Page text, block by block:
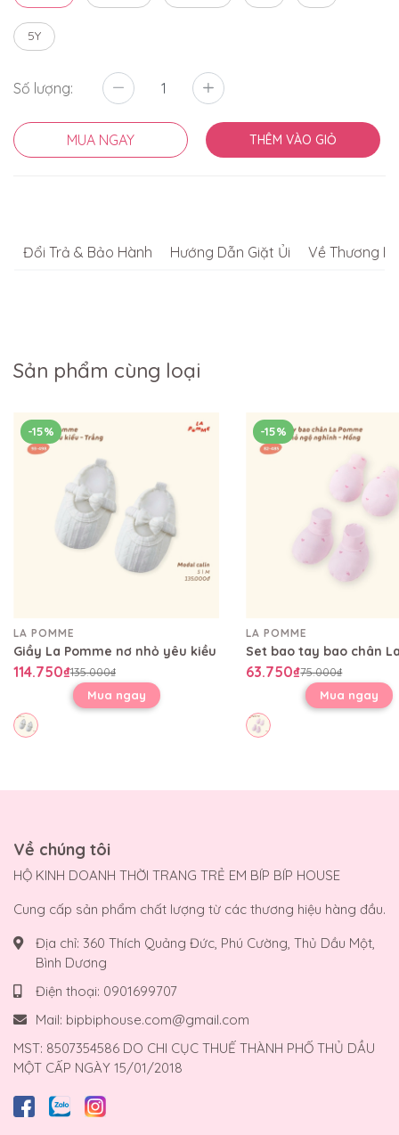
5Y
Số lượng:
MUA NGAY THÊM VÀO GIỎ
Đổi Trả & Bảo Hành Hướng Dẫn Giặt Ủi Về Thương
Sản phẩm cùng loại
-15%
LA POMME
Giầy La Pomme nơ nhỏ yêu kiều
114.750₫135.000₫
Mua ngay
-15%
LA POMME
63.750₫75.000₫
Mua ngay
Về chúng tôi
HỘ KINH DOANH THỜI TRANG TRẺ EM BÍP BÍP HOUSE
Cung cấp sản phẩm chất lượng từ các thương hiệu hàng đầu.
Địa chỉ: 360 Thích Quảng Đức, Phú Cường, Thủ Dầu Một,
Bình Dương
Điện thoại: 0901699707
Mail: bipbiphouse.com@gmail.com
MST: 8507354586 DO CHI CỤC THUẾ THÀNH PHỐ THỦ DẦU
MỘT CẤP NGÀY 15/01/2018